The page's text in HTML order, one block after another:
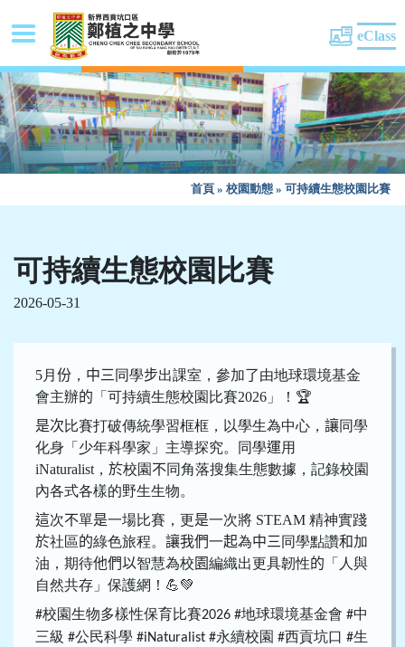
eClass
首頁 » 校園動態 » 可持續生態校園比賽
可持續生態校園比賽
2026-05-31
5月 份 ， 中三 同學步出課室，參加了由地球環境基金
會主辦的 「 可持續生態校園比賽2026 」！ 🏆
是次比賽打破傳統學習框框，以學生為中心， 讓同學
化身「少年科學家」主導探究。同學運用
iNaturalist， 於校園 不同角落搜集生態數據，記錄校園
內各式各樣的野生生物。
這次不單是一場比賽，更是一次將 STEAM 精神實踐
於社區的綠色旅程。 讓我們一起為中三 同學點讚和加
油，期待他們以智慧為校 園編織出更具韌性的 「人與
自然共存」保護網！ 💪💚
#校園生物多樣性保育比賽2026 #地球環境基金會 #中
三級 #公民科學 #iNaturalist #永續校園 #西貢坑口 #生